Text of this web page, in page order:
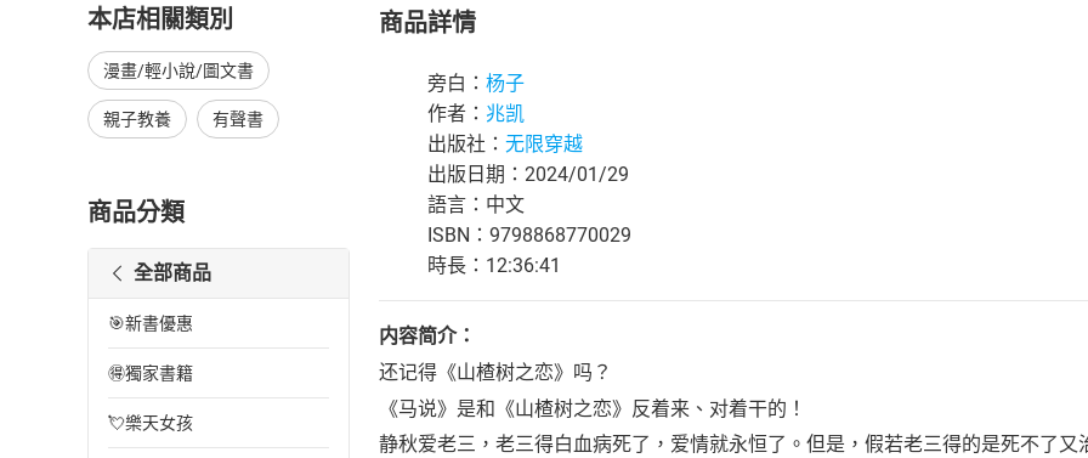
本店相關類別
漫畫/輕小說/圖文書
親子教養 有聲書
商品分類
全部商品
🎯新書優惠
🉐獨家書籍
💘樂天女孩
商品詳情
旁白： 杨子
作者： 兆凯
出版社： 无限穿越
出版日期：2024/01/29
語言：中文
ISBN：9798868770029
時長：12:36:41
内容简介：
还记得《山楂树之恋》吗？
《马说》是和《山楂树之恋》反着来、对着干的！
静秋爱老三，老三得白血病死了，爱情就永恒了。但是，假若老三得的是死不了